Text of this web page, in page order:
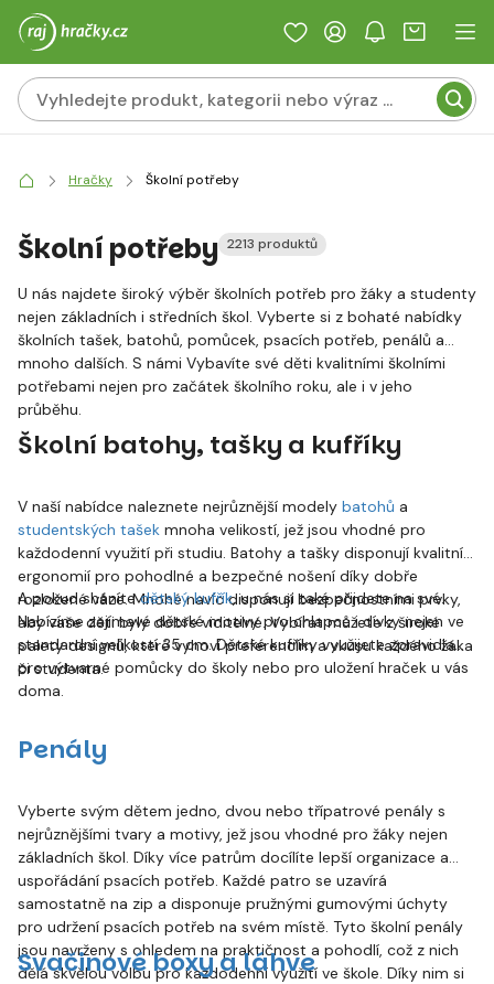
Hračky Školní potřeby
Školní potřeby 2213 produktů
U nás najdete široký výběr školních potřeb pro žáky a studenty
nejen základních i středních škol. Vyberte si z bohaté nabídky
školních tašek, batohů, pomůcek, psacích potřeb, penálů a
mnoho dalších. S námi Vybavíte své děti kvalitními školními
potřebami nejen pro začátek školního roku, ale i v jeho
průběhu.
Školní batohy, tašky a kufříky
V naší nabídce naleznete nejrůznější modely batohů a
studentských tašek mnoha velikostí, jež jsou vhodné pro
každodenní využití při studiu. Batohy a tašky disponují kvalitní
ergonomií pro pohodlné a bezpečné nošení díky dobře
rozložené váze. Mnohé navíc disponují bezpečnostními prvky,
aby vaše děti byly dobře viditelné. Vybírat můžete z široké
palety designů, které vyhoví preferencím a vkusu každého žáka
či studenta.
A pokud shánítedětský kufřík, u nás si také přijdete na své.
Nabízíme zajímavé dětské motivy pro chlapce i dívky nejen ve
standardní velikostí 35 cm. Dětské kufříky využijete zpravidla
pro výtvarné pomůcky do školy nebo pro uložení hraček u vás
doma.
Penály
Vyberte svým dětem jedno, dvou nebo třípatrové penály s
nejrůznějšími tvary a motivy, jež jsou vhodné pro žáky nejen
základních škol. Díky více patrům docílíte lepší organizace a
uspořádání psacích potřeb. Každé patro se uzavírá
samostatně na zip a disponuje pružnými gumovými úchyty
pro udržení psacích potřeb na svém místě. Tyto školní penály
jsou navrženy s ohledem na praktičnost a pohodlí, což z nich
dělá skvělou volbu pro každodenní využití ve škole. Díky nim si
Svačinové boxy a láhve